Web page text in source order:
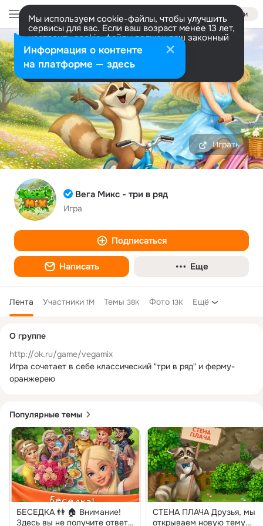
Войти
Мы используем cookie-файлы, чтобы улучшить
сервисы для вас. Если ваш возраст менее 13 лет,
настроить cookie-файлы должен ваш законный
представитель. Больше информации
Разрешить все Настроить
Играть
Вега Микс - три в ряд
Игра
Подписаться
Написать Еще
Лента Участники 1M Темы 38K Фото 13K Ещё
Популярные темы
БЕСЕДКА 👫 🏠 Внимание!
Здесь вы не получите ответ
СТЕНА ПЛАЧА Друзья, мы
открываем новую тему
колонка
О группе
http://ok.ru/game/vegamix
Игра сочетает в себе классический "три в ряд" и ферму-
оранжерею
Информация о контенте
на платформе — здесь